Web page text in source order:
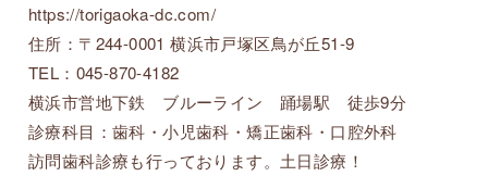
https://torigaoka-dc.com/
住所：〒244-0001 横浜市戸塚区鳥が丘51-9
TEL：045-870-4182
横浜市営地下鉄 ブルーライン 踊場駅 徒歩9分
診療科目：歯科・小児歯科・矯正歯科・口腔外科
訪問歯科診療も行っております。土日診療！